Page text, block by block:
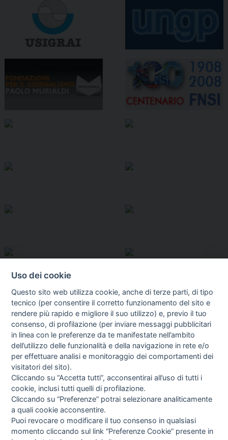
I libri Vedi tutti
Uso dei cookie
Questo sito web utilizza cookie, anche di terze parti, di tipo
tecnico (per consentire il corretto funzionamento del sito e
rendere più rapido e migliore il suo utilizzo) e, previo il tuo
consenso, di profilazione (per inviare messaggi pubblicitari
in linea con le preferenze da te manifestate nell’ambito
dell’utilizzo delle funzionalità e della navigazione in rete e/o
per effettuare analisi e monitoraggio dei comportamenti dei
visitatori del sito).
Cliccando su “Accetta tutti”, acconsentirai all’uso di tutti i
cookie, inclusi tutti quelli di profilazione.
Cliccando su “Preferenze” potrai selezionare analiticamente
a quali cookie acconsentire.
Puoi revocare o modificare il tuo consenso in qualsiasi
momento cliccando sul link “Preferenze Cookie” presente in